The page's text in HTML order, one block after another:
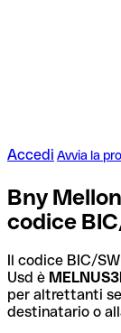
Accedi Avvia la
Bny
codice
Il codice BIC/
Usd è
per altrettanti
destinatario o